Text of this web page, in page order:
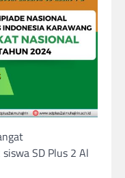
SD Plus 2 Al